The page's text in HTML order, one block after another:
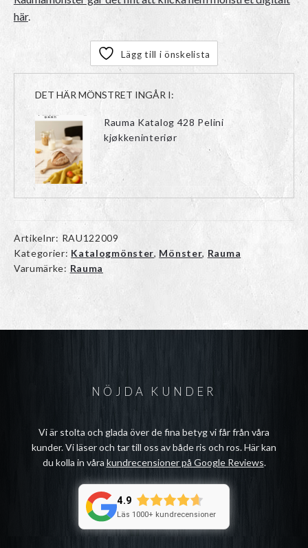
här.
Lägg till i önskelista
DET HÄR MÖNSTRET INGÅR I:
Rauma Katalog 428 Pelini
kjøkkeninteriør
Artikelnr: RAU122009
Kategorier: Katalogmönster, Mönster, Rauma
Varumärke: Rauma
NÖJDA KUNDER
Vi är stolta och glada över de fina betyg vi får från våra
kunder. Vi läser och tar till oss av både ris och ros. Här kan
du kolla in våra kundrecensioner på Google Reviews.
4.9
Läs 1000+ kundrecensioner